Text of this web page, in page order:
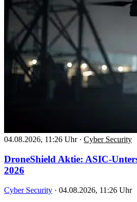
04.08.2026, 11:26 Uhr · Cyber Security
DroneShield Aktie: ASIC-
2026
Cyber Security · 04.08.2026, 11:26 Uhr